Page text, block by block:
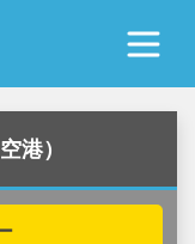
港）